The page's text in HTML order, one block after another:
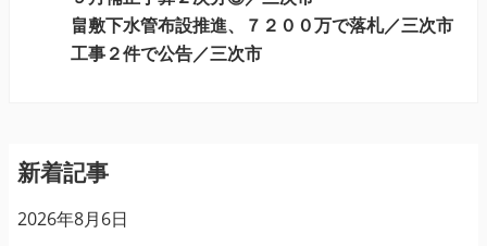
畠敷下水管布設推進、７２００万で落札／三次市
工事２件で公告／三次市
新着記事
2026年8月6日